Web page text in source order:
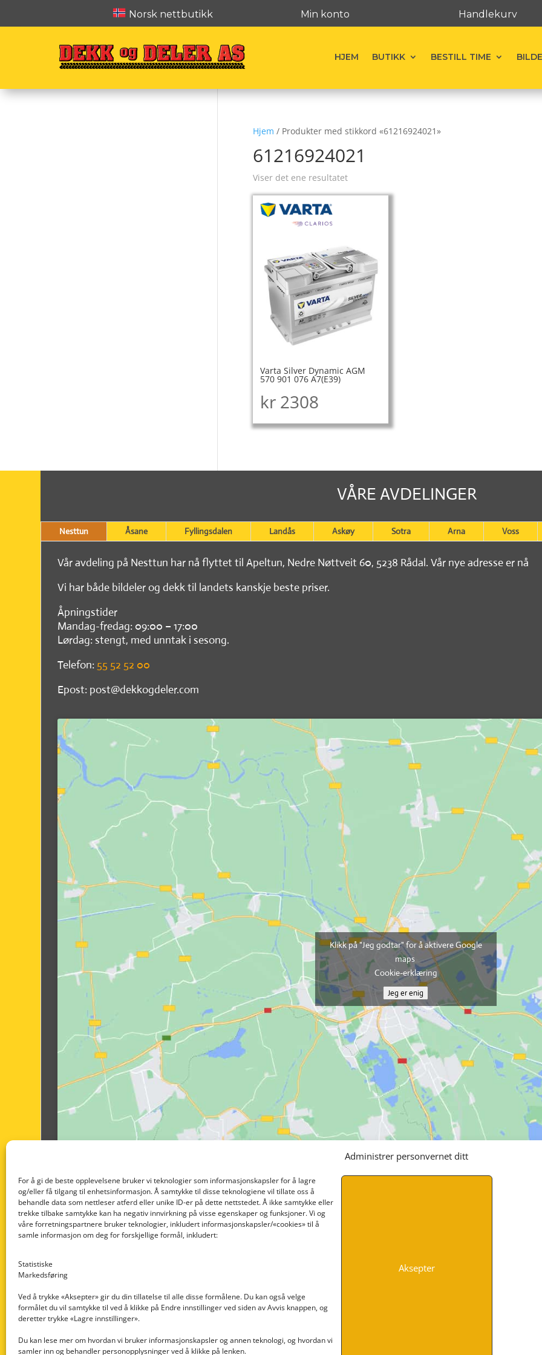
Administrer personvernet ditt
For å gi de beste opplevelsene bruker vi teknologier som informasjonskapsler for å lagre
og/eller få tilgang til enhetsinformasjon. Å samtykke til disse teknologiene vil tillate oss å
behandle data som nettleser atferd eller unike ID-er på dette nettstedet. Å ikke samtykke eller
trekke tilbake samtykke kan ha negativ innvirkning på visse egenskaper og funksjoner. Vi og
våre forretningspartnere bruker teknologier, inkludert informasjonskapsler/«cookies» til å
samle informasjon om deg for forskjellige formål, inkludert:
Statistiske
Markedsføring
Ved å trykke «Aksepter» gir du din tillatelse til alle disse formålene. Du kan også velge
formålet du vil samtykke til ved å klikke på Endre innstillinger ved siden av Avvis knappen, og
deretter trykke «Lagre innstillinger».
Du kan lese mer om hvordan vi bruker informasjonskapsler og annen teknologi, og hvordan vi
samler inn og behandler personopplysninger ved å klikke på lenken.
Aksepter
Norsk nettbutikk Min konto Handlekurv
HJEM BUTIKK BESTILL TIME
Hjem / Produkter med stikkord «61216924021»
61216924021
Viser det ene resultatet
Varta Silver Dynamic AGM
570 901 076 A7(E39)
kr2308
VÅRE AVDELINGER
Nesttun Åsane Fyllingsdalen Landås Askøy Sotra Arna Voss
Vår avdeling på Nesttun har nå flyttet til Apeltun, Nedre Nøttveit 60, 5238 Rådal. Vår nye adresse er nå
Vi har både bildeler og dekk til landets kanskje beste priser.
Åpningstider
Mandag-fredag: 09:00 – 17:00
Lørdag: stengt, med unntak i sesong.
Telefon: 55 52 52 00
Epost: post@dekkogdeler.com
Klikk på "Jeg godtar" for å aktivere Google
maps
Cookie-erklæring
Jeg er enig
Nedre Nøttveit 60, 5238 Rådal
INFORMASJON